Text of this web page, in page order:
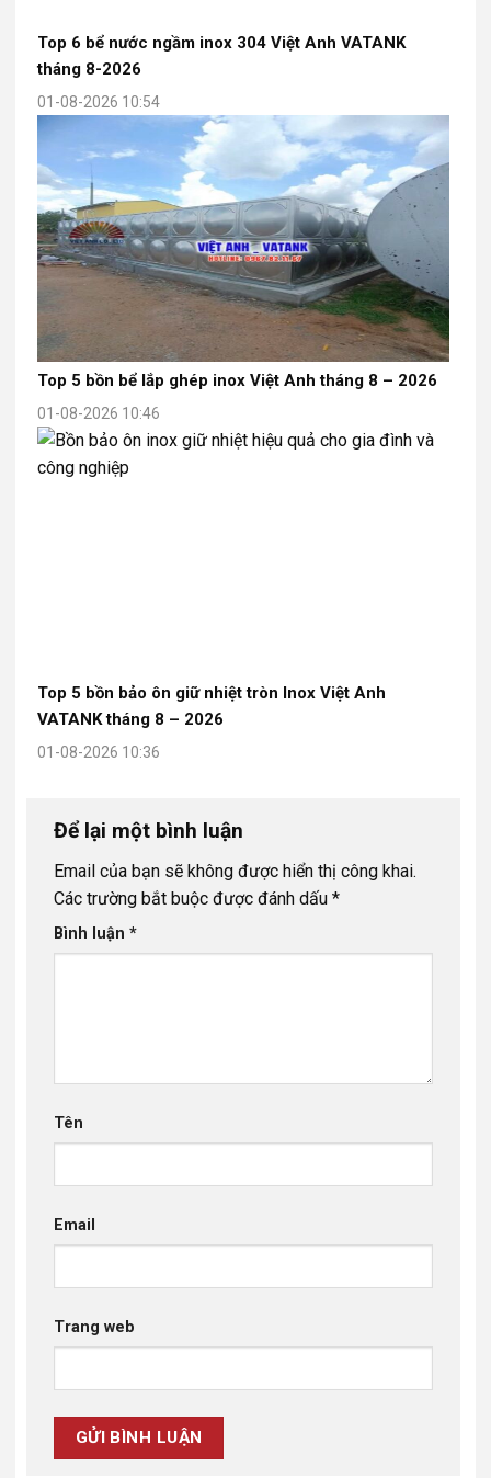
Top 6 bể nước ngầm inox 304 Việt Anh VATANK
tháng 8-2026
01-08-2026 10:54
Top 5 bồn bể lắp ghép inox Việt Anh tháng 8 – 2026
01-08-2026 10:46
Top 5 bồn bảo ôn giữ nhiệt tròn Inox Việt Anh
VATANK tháng 8 – 2026
01-08-2026 10:36
Để lại một bình luận
Email của bạn sẽ không được hiển thị công khai.
Các trường bắt buộc được đánh dấu *
Bình luận *
Tên
Email
Trang web